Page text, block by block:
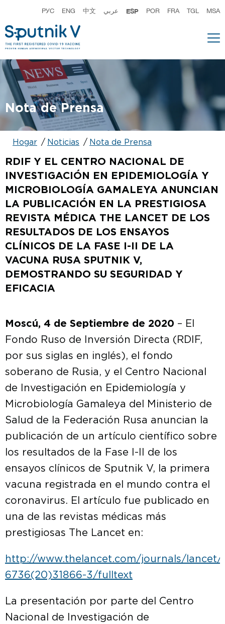
РУС ENG 中文 عربي ESP POR FRA TGL MSA
Nota de Prensa
Hogar Noticias Nota de Prensa
RDIF Y EL CENTRO NACIONAL DE
INVESTIGACIÓN EN EPIDEMIOLOGÍA Y
MICROBIOLOGÍA GAMALEYA ANUNCIAN
LA PUBLICACIÓN EN LA PRESTIGIOSA
REVISTA MÉDICA THE LANCET DE LOS
RESULTADOS DE LOS ENSAYOS
CLÍNICOS DE LA FASE I-II DE LA
VACUNA RUSA SPUTNIK V,
DEMOSTRANDO SU SEGURIDAD Y
EFICACIA
Moscú, 4 de Septiembre de 2020 – El
Fondo Ruso de Inversión Directa (RDIF,
por sus siglas en inglés), el fondo
soberano de Rusia, y el Centro Nacional
de Investigación en Epidemiología y
Microbiología Gamaleya del Ministerio de
Salud de la Federación Rusa anuncian la
publicación de un artículo científico sobre
los resultados de la Fase I-II de los
ensayos clínicos de Sputnik V, la primera
vacuna registrada en el mundo contra el
coronavirus. El artículo fue publicado en
una de las revistas médicas más
prestigiosas The Lancet en:
http://www.thelancet.com/journals/lancet/
6736(20)31866-3/fulltext
La presentación por parte del Centro
Nacional de Investigación de